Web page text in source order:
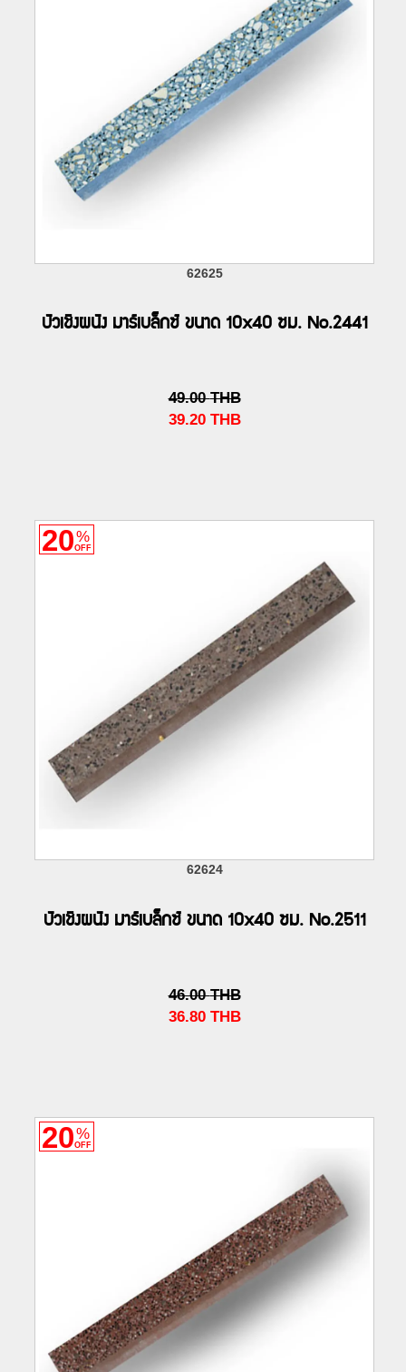
62625
บัวเชิงผนัง มาร์เบล็กซ์ ขนาด 10x40 ซม. No.2441
49.00 THB
39.20 THB
20%
OFF
62624
บัวเชิงผนัง มาร์เบล็กซ์ ขนาด 10x40 ซม. No.2511
46.00 THB
36.80 THB
20%
OFF